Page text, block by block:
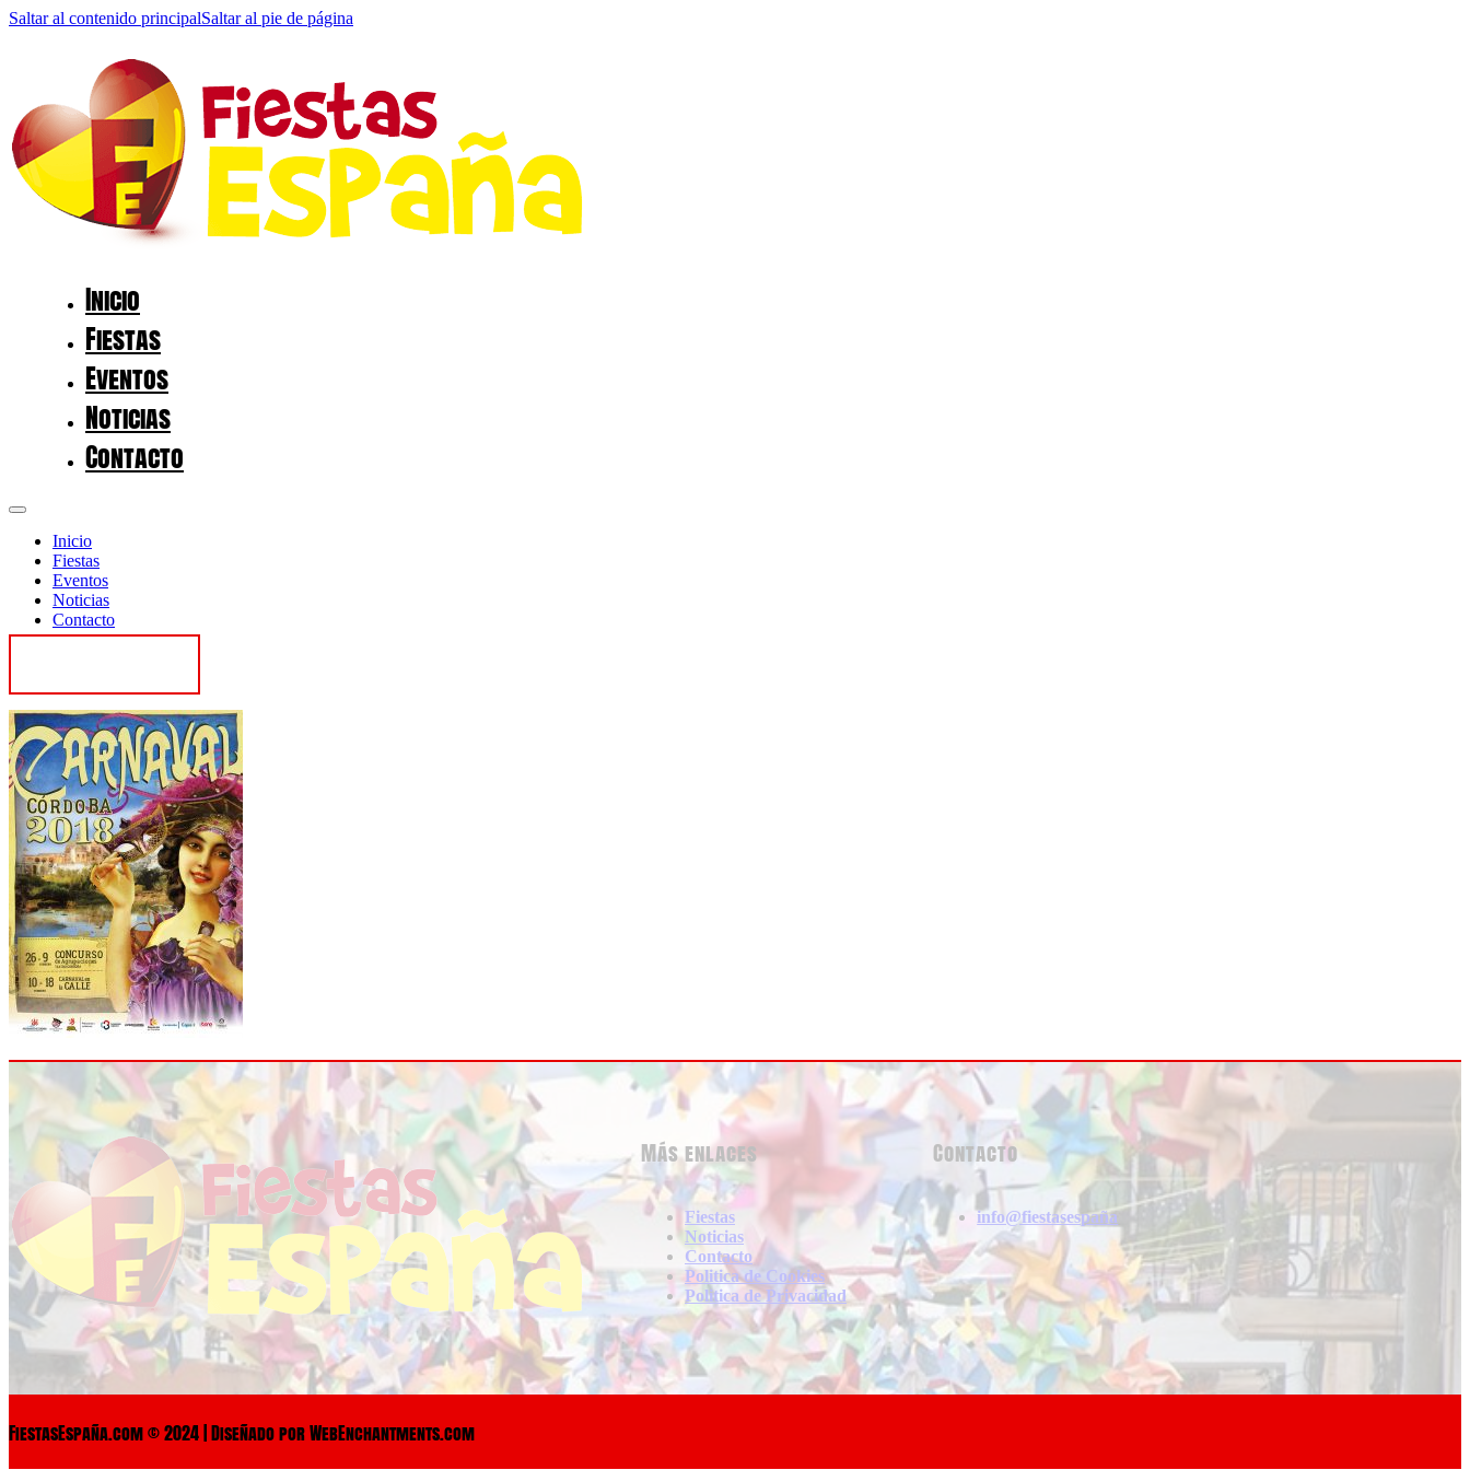
Saltar al contenido principalSaltar al pie de página
Inicio
Fiestas
Eventos
Noticias
Contacto
Inicio
Fiestas
Eventos
Noticias
Contacto
Más enlaces
Fiestas
Noticias
Contacto
Politica de Cookies
Politica de Privacidad
Contacto
info@fiestasespaña
FiestasEspaña.com © 2024 | Diseñado por WebEnchantments.com